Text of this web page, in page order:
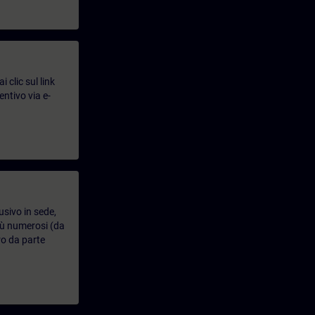
clic sul link
via e-
in sede,
numerosi (da
da parte